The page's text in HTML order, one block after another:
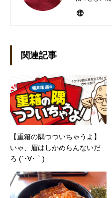
にHP100LX
制作。プラ
一期修了生
話人、2020
カフェの世
関連記事
【重箱の隅つついちゃうよ】
いゃ、眉はしかめらんないだ
ろ (´･∀･｀)